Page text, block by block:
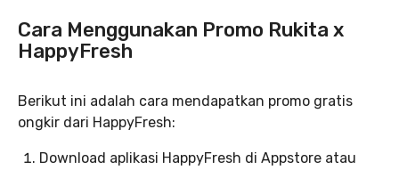
Cara Menggunakan Promo Rukita x
HappyFresh
Berikut ini adalah cara mendapatkan promo gratis
ongkir dari HappyFresh:
Download aplikasi HappyFresh di Appstore atau